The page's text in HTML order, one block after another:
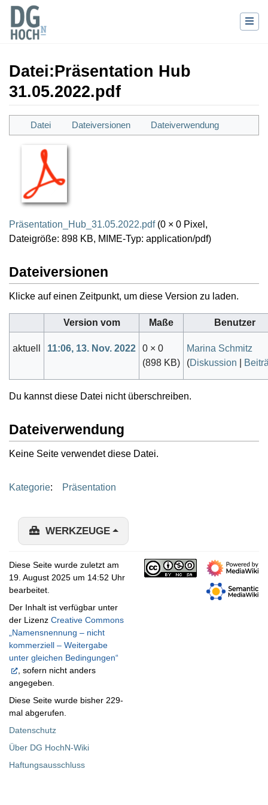
Datei:Präsentation Hub
31.05.2022.pdf
Wechseln zu: Navigation,Suche
Datei Dateiversionen Dateiverwendung
Präsentation_Hub_31.05.2022.pdf (0 × 0 Pixel,
Dateigröße: 898 KB, MIME-Typ: application/pdf)
Dateiversionen
Klicke auf einen Zeitpunkt, um diese Version zu laden.
Version vom Maße Benutzer
aktuell 11:06, 13. Nov. 2022
0 × 0
(898 KB)
Marina Schmitz
(Diskussion
Du kannst diese Datei nicht überschreiben.
Dateiverwendung
Keine Seite verwendet diese Datei.
Kategorie: Präsentation
WERKZEUGE
Diese Seite wurde zuletzt am
19. August 2025 um 14:52 Uhr
bearbeitet.
Der Inhalt ist verfügbar unter
der Lizenz Creative Commons
„Namensnennung – nicht
kommerziell – Weitergabe
unter gleichen Bedingungen“
, sofern nicht anders
angegeben.
Diese Seite wurde bisher 229-
mal abgerufen.
Datenschutz
Über DG HochN-Wiki
Haftungsausschluss